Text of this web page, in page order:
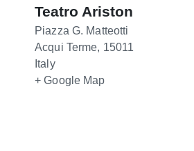
Teatro Ariston
Piazza G. Matteotti
Acqui Terme, 15011
Italy
+ Google Map